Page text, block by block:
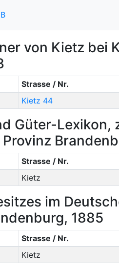
von Kietz bei
Strasse / Nr.
Kietz 44
Güter-
Strasse / Nr.
Kietz
im
1885
Strasse / Nr.
Kietz